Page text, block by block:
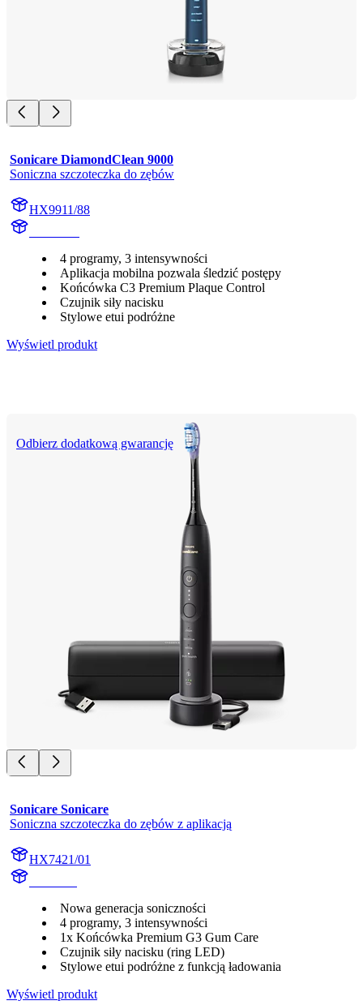
Sonicare DiamondClean 9000
Soniczna szczoteczka do zębów
HX9911/88
4 programy, 3 intensywności
Aplikacja mobilna pozwala śledzić postępy
Końcówka C3 Premium Plaque Control
Czujnik siły nacisku
Stylowe etui podróżne
Wyświetl produkt
Odbierz dodatkową gwarancję
Sonicare Sonicare
Soniczna szczoteczka do zębów z aplikacją
HX7421/01
Nowa generacja soniczności
4 programy, 3 intensywności
1x Końcówka Premium G3 Gum Care
Czujnik siły nacisku (ring LED)
Stylowe etui podróżne z funkcją ładowania
Wyświetl produkt